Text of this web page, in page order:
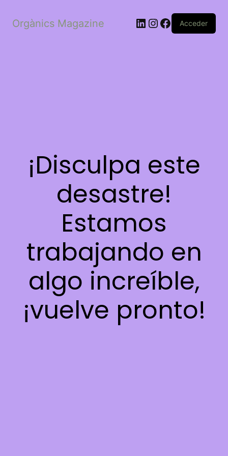
Orgànics Magazine LinkedIn
Instagram
Facebook
Acceder
¡Disculpa este
desastre!
Estamos
trabajando en
algo increíble,
¡vuelve pronto!